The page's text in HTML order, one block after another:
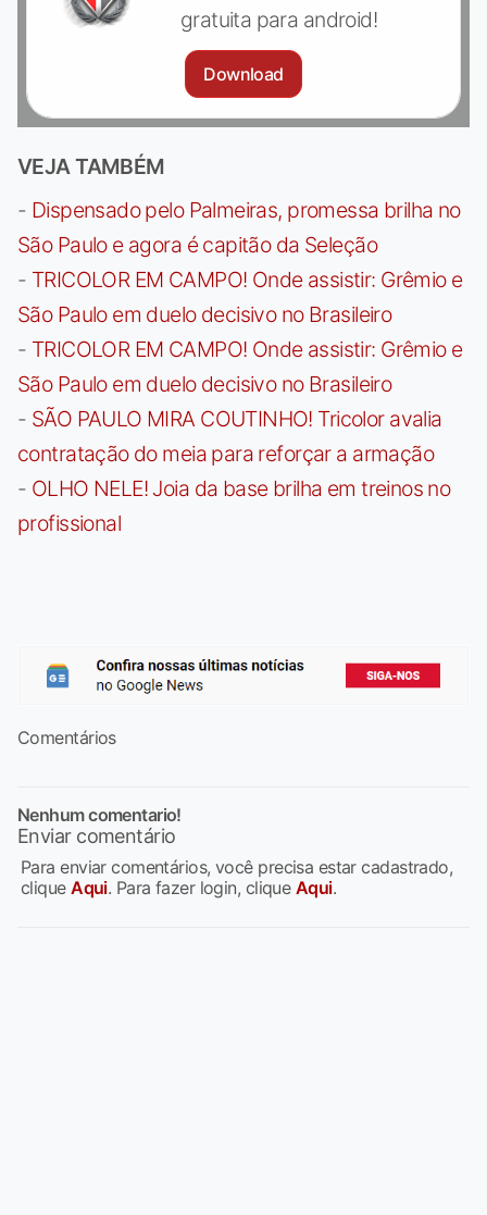
gratuita para android!
Download
VEJA TAMBÉM
- Dispensado pelo Palmeiras, promessa brilha no
São Paulo e agora é capitão da Seleção
- TRICOLOR EM CAMPO! Onde assistir: Grêmio e
São Paulo em duelo decisivo no Brasileiro
- TRICOLOR EM CAMPO! Onde assistir: Grêmio e
São Paulo em duelo decisivo no Brasileiro
- SÃO PAULO MIRA COUTINHO! Tricolor avalia
contratação do meia para reforçar a armação
- OLHO NELE! Joia da base brilha em treinos no
profissional
Comentários
Nenhum comentario!
Enviar comentário
Para enviar comentários, você precisa estar cadastrado,
cliqueAqui. Para fazer login, clique Aqui.